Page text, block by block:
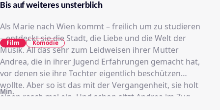
Bis auf weiteres unsterblich
Als Marie nach Wien kommt – freilich um zu studieren
– entdeckt sie die Stadt, die Liebe und die Welt der
Musik. All das sehr zum Leidweisen ihrer Mutter
Andrea, die in ihrer Jugend Erfahrungen gemacht hat,
vor denen sie ihre Tochter eigentlich beschützen
wollte. Aber so ist das mit der Vergangenheit, sie holt
einen rasch mal ein. Und schon sitzt Andrea im Zug
Min.
Film Komödie